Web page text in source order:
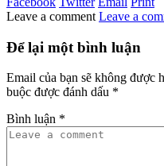
Leave a comment Leave a
Để lại một bình luận
Email của bạn sẽ không được
buộc được đánh dấu *
Bình luận *